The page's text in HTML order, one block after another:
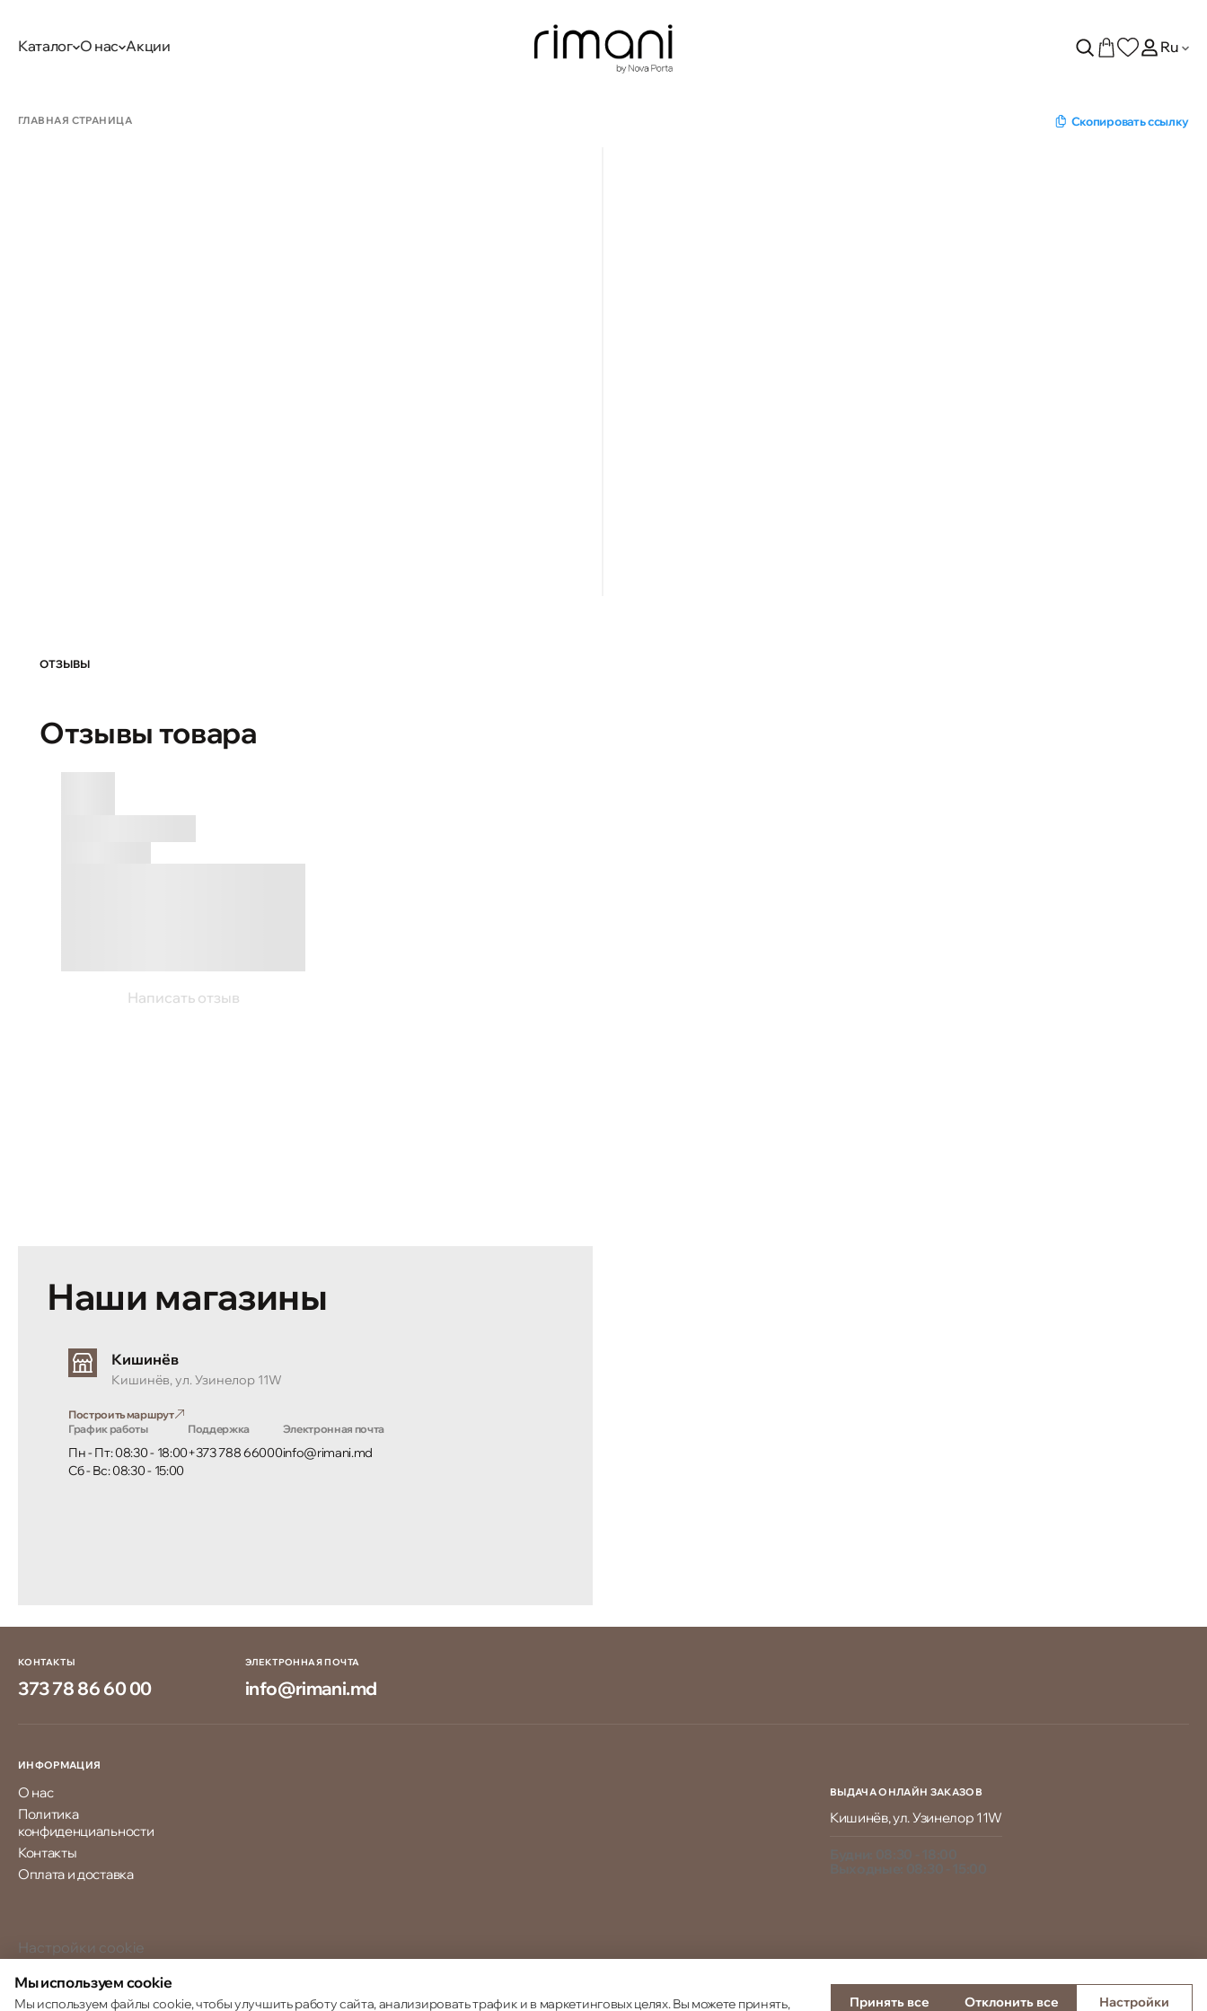
Каталог О нас Акции Ru
ГЛАВНАЯ СТРАНИЦА Скопировать ссылку
ОТЗЫВЫ
Отзывы товара
Написать отзыв
Наши магазины
Кишинёв
Кишинёв, ул. Узинелор 11W
Построить маршрут
График работы
Пн - Пт: 08:30 - 18:00
Сб - Вс: 08:30 - 15:00
Поддержка
+373 788 66000
Электронная почта
info@rimani.md
КОНТАКТЫ
373 78 86 60 00
ЭЛЕКТРОННАЯ ПОЧТА
info@rimani.md
ИНФОРМАЦИЯ
О нас
Политика
конфиденциальности
Контакты
Оплата и доставка
ВЫДАЧА ОНЛАЙН ЗАКАЗОВ
Кишинёв, ул. Узинелор 11W
Настройки cookie
Мы используем cookie
Мы используем файлы cookie, чтобы улучшить работу сайта, анализировать трафик и в маркетинговых целях. Вы можете принять, Принять все Отклонить все Настройки